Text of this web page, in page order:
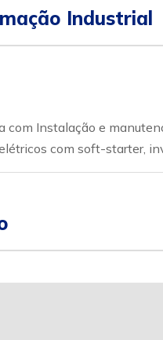
Industrial
com Instalação e
com soft-starter,